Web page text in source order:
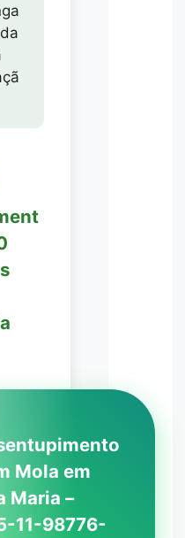
Mola em
Maria –
11-98776-